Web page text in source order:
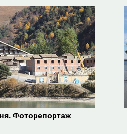
Фоторепортаж